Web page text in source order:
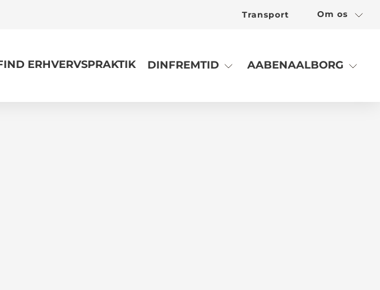
Transport Om os
ERHVERVSPRAKTIK DINFREMTID AABENAALBORG